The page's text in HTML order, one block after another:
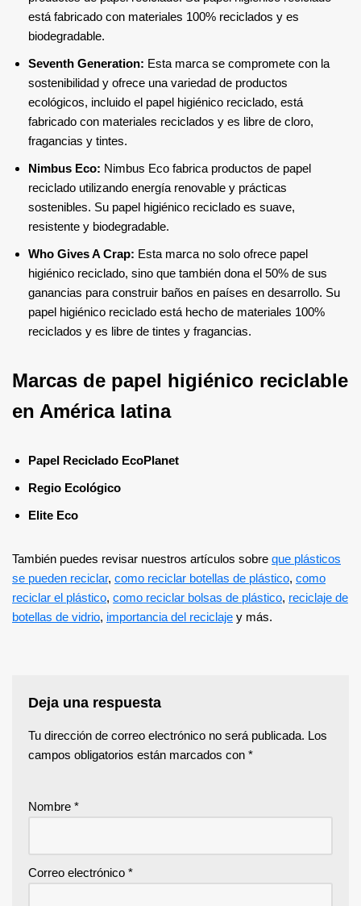
está fabricado con materiales 100% reciclados y es
biodegradable.
Seventh Generation: Esta marca se compromete con la
sostenibilidad y ofrece una variedad de productos
ecológicos, incluido el papel higiénico reciclado, está
fabricado con materiales reciclados y es libre de cloro,
fragancias y tintes.
Nimbus Eco: Nimbus Eco fabrica productos de papel
reciclado utilizando energía renovable y prácticas
sostenibles. Su papel higiénico reciclado es suave,
resistente y biodegradable.
Who Gives A Crap: Esta marca no solo ofrece papel
higiénico reciclado, sino que también dona el 50% de sus
ganancias para construir baños en países en desarrollo. Su
papel higiénico reciclado está hecho de materiales 100%
reciclados y es libre de tintes y fragancias.
Marcas de papel higiénico reciclable
en América latina
Papel Reciclado EcoPlanet
Regio Ecológico
Elite Eco
También puedes revisar nuestros artículos sobre que plásticos
se pueden reciclar, como reciclar botellas de plástico, como
reciclar el plástico, como reciclar bolsas de plástico, reciclaje de
botellas de vidrio, importancia del reciclaje y más.
Deja una respuesta
Tu dirección de correo electrónico no será publicada. Los
campos obligatorios están marcados con *
Nombre *
Correo electrónico *